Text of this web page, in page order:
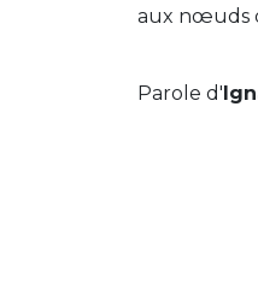
aux nœuds
Parole d'